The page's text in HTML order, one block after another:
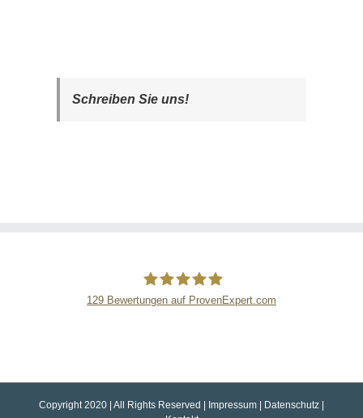
Schreiben Sie uns!
129 Bewertungen auf ProvenExpert.com
Copyright 2020 | All Rights Reserved | Impressum | Datenschutz |